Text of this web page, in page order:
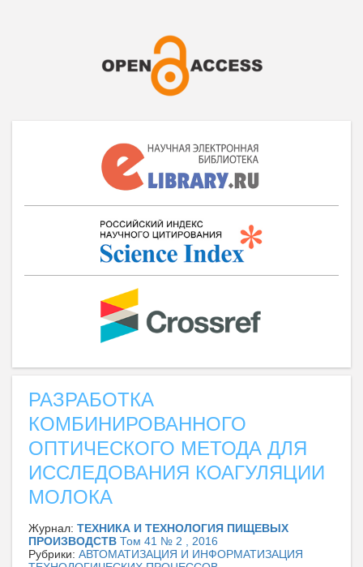
РАЗРАБОТКА
КОМБИНИРОВАННОГО
ОПТИЧЕСКОГО МЕТОДА ДЛЯ
ИССЛЕДОВАНИЯ КОАГУЛЯЦИИ
МОЛОКА
Журнал: ТЕХНИКА И ТЕХНОЛОГИЯ ПИЩЕВЫХ
ПРОИЗВОДСТВ Том 41 № 2 , 2016
Рубрики: АВТОМАТИЗАЦИЯ И ИНФОРМАТИЗАЦИЯ